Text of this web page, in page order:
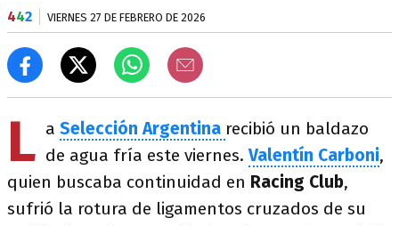
442 VIERNES 27 DE FEBRERO DE 2026
L a Selección Argentina recibió un baldazo
de agua fría este viernes.Valentín Carboni,
quien buscaba continuidad en Racing Club,
sufrió la rotura de ligamentos cruzados de su